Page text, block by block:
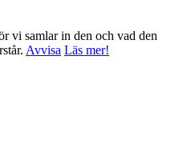
vi samlar in den och vad den
Avvisa Läs mer!